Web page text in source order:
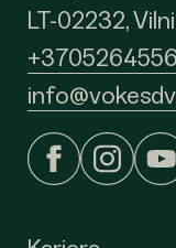
LT-02232,